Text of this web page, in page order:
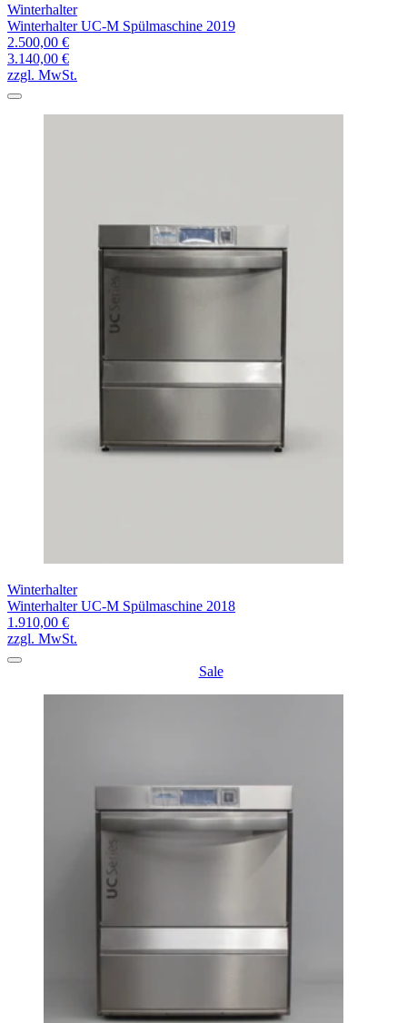
Winterhalter
Winterhalter UC-M Spülmaschine 2019
2.500,00 €
3.140,00 €
zzgl. MwSt.
Winterhalter
Winterhalter UC-M Spülmaschine 2018
1.910,00 €
zzgl. MwSt.
Sale